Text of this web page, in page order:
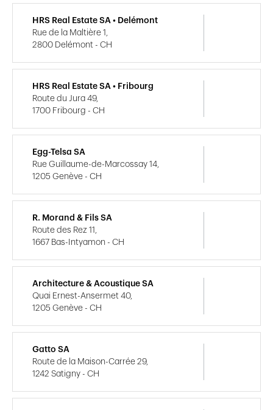
HRS Real Estate SA • Delémont
Rue de la Maltière 1,
2800 Delémont - CH
HRS Real Estate SA • Fribourg
Route du Jura 49,
1700 Fribourg - CH
Egg-Telsa SA
Rue Guillaume-de-Marcossay 14,
1205 Genève - CH
R. Morand & Fils SA
Route des Rez 11,
1667 Bas-Intyamon - CH
Architecture & Acoustique SA
Quai Ernest-Ansermet 40,
1205 Genève - CH
Gatto SA
Route de la Maison-Carrée 29,
1242 Satigny - CH